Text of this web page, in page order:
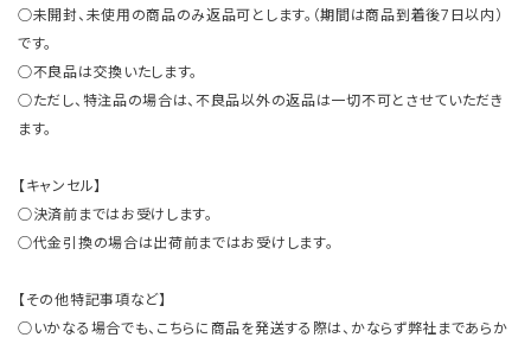
○未開封、未使用の商品のみ返品可とします。（期間は商品到着後7日以内）
です。
○不良品は交換いたします。
○ただし、特注品の場合は、不良品以外の返品は一切不可とさせていただき
ます。
【キャンセル】
○決済前まではお受けします。
○代金引換の場合は出荷前まではお受けします。
【その他特記事項など】
○いかなる場合でも、こちらに商品を発送する際は、かならず弊社まであらか